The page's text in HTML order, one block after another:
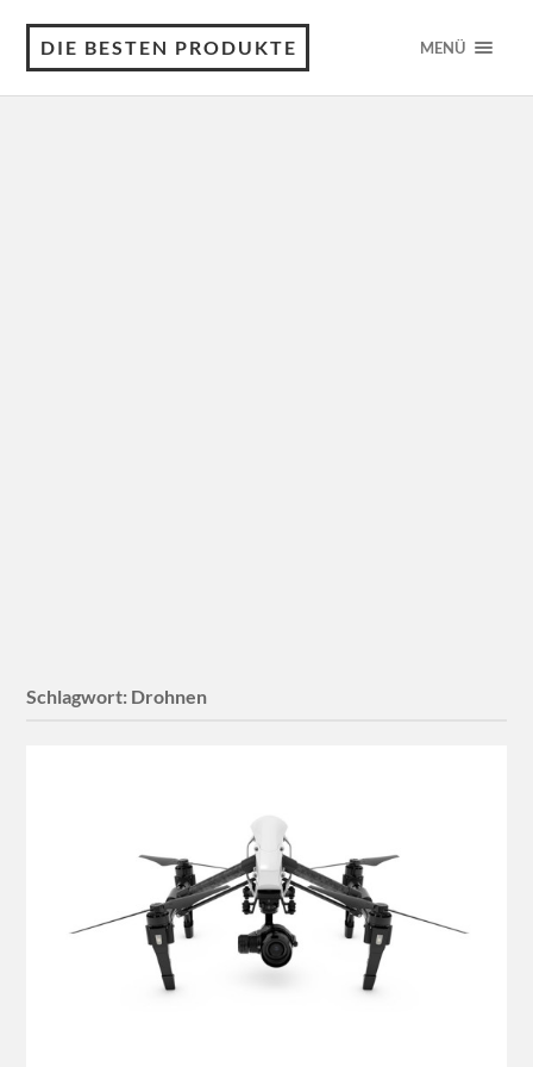
DIE BESTEN PRODUKTE MENÜ
Schlagwort: Drohnen